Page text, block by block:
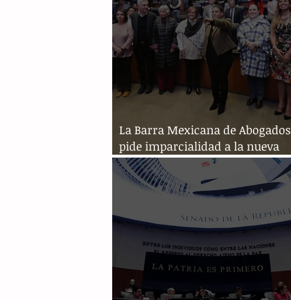
La Barra Mexicana de Abogados
pide imparcialidad a la nueva
ministra de la Suprema Corte